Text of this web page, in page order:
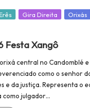
Gira Direita
Orixás
Festa Xangô
central no Candomblé e
como o senhor
e da justiça. Representa o
como julgador…